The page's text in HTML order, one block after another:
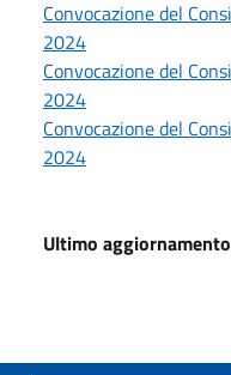
Convocazione del
2024
Convocazione del
2024
Convocazione del
2024
Ultimo aggiornamento